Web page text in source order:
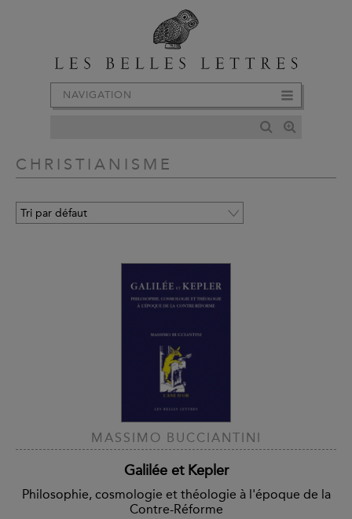
NAVIGATION
CHRISTIANISME
MASSIMO BUCCIANTINI
Galilée et Kepler
Philosophie, cosmologie et théologie à l'époque de la
Contre-Réforme